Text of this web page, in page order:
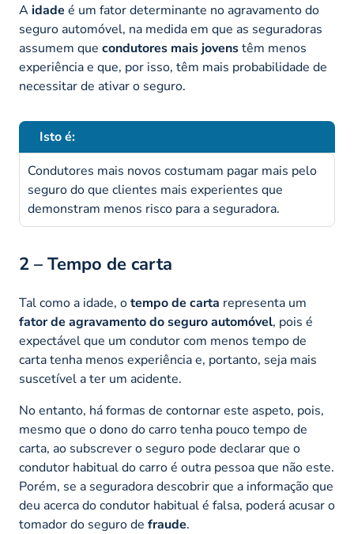
A idade é um fator determinante no agravamento do
seguro automóvel, na medida em que as seguradoras
assumem que condutores mais jovenstêm menos
experiência e que, por isso, têm mais probabilidade de
necessitar de ativar o seguro.
Isto é:
Condutores mais novos costumam pagar mais pelo
seguro do que clientes mais experientes que
demonstram menos risco para a seguradora.
2 – Tempo de carta
Tal como a idade, otempo de carta representa um
fator de agravamento do seguro automóvel, pois é
expectável que um condutor com menos tempo de
carta tenha menos experiência e, portanto, seja mais
suscetível a ter um acidente.
No entanto, há formas de contornar este aspeto, pois,
mesmo que o dono do carro tenha pouco tempo de
carta, ao subscrever o seguro pode declarar que o
condutor habitual do carro é outra pessoa que não este.
Porém, se a seguradora descobrir que a informação que
deu acerca do condutor habitual é falsa, poderá acusar o
tomador do seguro de fraude.